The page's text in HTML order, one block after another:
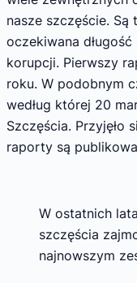
nasze szczęście. Są
oczekiwana
korupcji. Pierwszy
roku. W podobnym
według której 20
Szczęścia. Przyjęło
raporty są
W ostatnich
szczęścia
najnowszym